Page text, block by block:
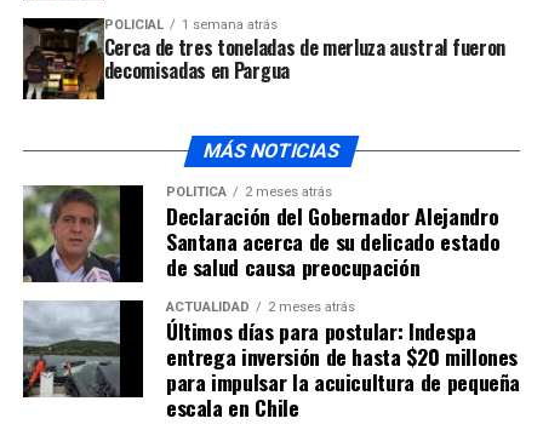
ARTÍCULOS RELACIONADOS:
UP NEXT
concurso Historias de Nuestra Tierra
Intendente informó el depósito de aportes a
beneficiarios sin inscripción
POLICIAL 1 semana atrás
Cerca de tres toneladas de merluza austral fueron
decomisadas en Pargua
MÁS NOTICIAS
POLÍTICA 2 meses atrás
Declaración del Gobernador Alejandro
Santana acerca de su delicado estado
de salud causa preocupación
ACTUALIDAD 2 meses atrás
Últimos días para postular: Indespa
entrega inversión de hasta $20 millones
para impulsar la acuicultura de pequeña
escala en Chile